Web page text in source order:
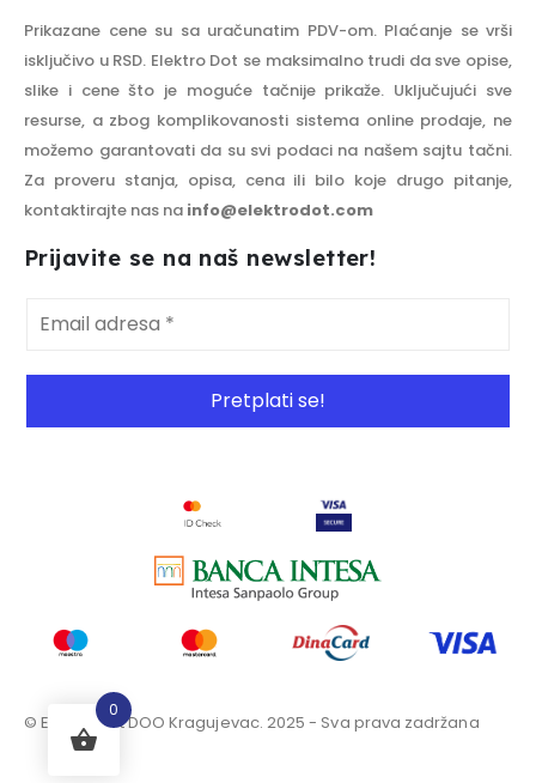
Prikazane cene su sa uračunatim PDV-om. Plaćanje se vrši
isključivo u RSD. Elektro Dot se maksimalno trudi da sve opise,
slike i cene što je moguće tačnije prikaže. Uključujući sve
resurse, a zbog komplikovanosti sistema online prodaje, ne
možemo garantovati da su svi podaci na našem sajtu tačni.
Za proveru stanja, opisa, cena ili bilo koje drugo pitanje,
kontaktirajte nas na info@elektrodot.com
Prijavite se na naš newsletter!
© Elektro dot DOO Kragujevac. 2025 - Sva prava zadržana
0